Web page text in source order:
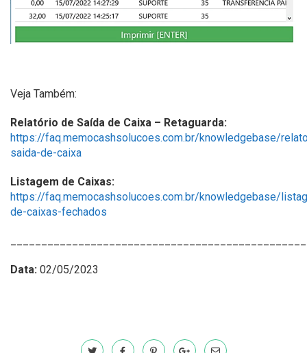
Veja Também:
Relatório de Saída de Caixa – Retaguarda:
https://faq.memocashsolucoes.com.br/knowledgebase/
saida-de-caixa
Listagem de Caixas:
https://faq.memocashsolucoes.com.br/knowledgebase/
de-caixas-fechados
Data: 02/05/2023